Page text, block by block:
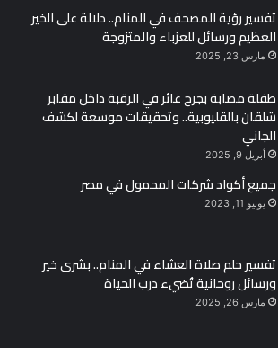
بالجهاز الإداري
العاملون بالجهاز الإداري للدولة الإعلان
المدد القانونية اللازمة للترقية.
المختصة الضوابط التنفيذية للترقيات
بما يسهم في دعم المسار الوظيفي للعاملين
الدولة.
تفسير رؤية المصحف في المنام.. دلالة على الخير
العظيم ورسائل للعزباء والمتزوجة
مارس 23, 2025
طفلة مصابة بجرح غائر في الرقبة داخل مقابر
شلقان بالقليوبية.. وتحقيقات موسعة لكشف
الجاني
أبريل 9, 2025
جميع أكواد شركات المحمول في مصر
يونيو 11, 2023
تفسير حلم صلاة العشاء في المنام.. بشرى خير
ورسائل روحانية تُضيء درب الحياة
مارس 26, 2025